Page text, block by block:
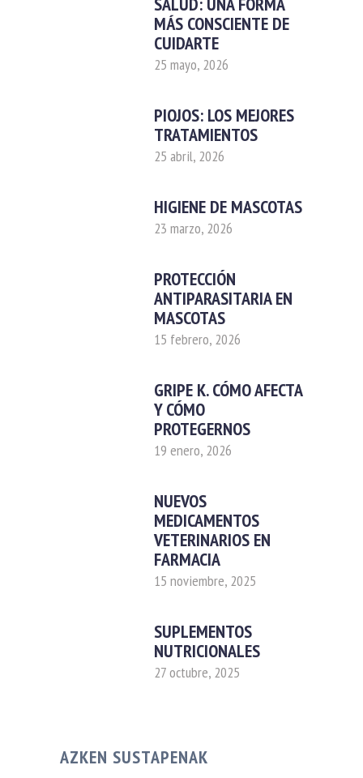
MÁS CONSCIENTE DE
CUIDARTE
25 mayo, 2026
PIOJOS: LOS MEJORES
TRATAMIENTOS
25 abril, 2026
HIGIENE DE MASCOTAS
23 marzo, 2026
PROTECCIÓN
ANTIPARASITARIA EN
MASCOTAS
15 febrero, 2026
GRIPE K. CÓMO AFECTA
Y CÓMO
PROTEGERNOS
19 enero, 2026
NUEVOS
MEDICAMENTOS
VETERINARIOS EN
FARMACIA
15 noviembre, 2025
SUPLEMENTOS
NUTRICIONALES
27 octubre, 2025
AZKEN SUSTAPENAK